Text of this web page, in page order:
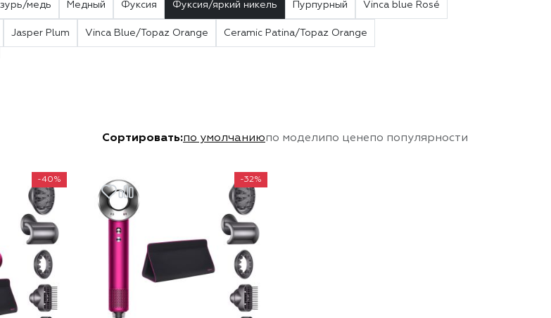
медь Медный Фуксия Фуксия/яркий никель Пурпурный Vinca blue Rosé
Jasper Plum Vinca Blue/Topaz Orange Ceramic Patina/Topaz Orange
Сортировать:по умолчаниюпо моделипо ценепо популярности
-40% -32%